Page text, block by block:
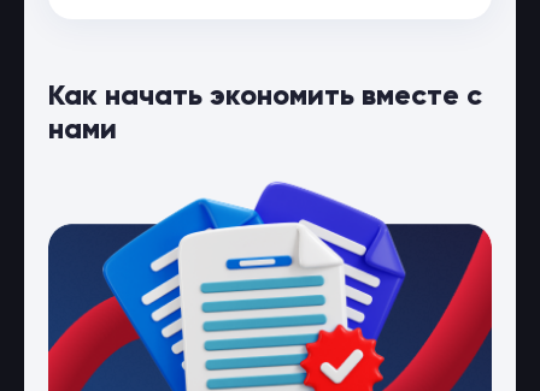
Как начать экономить вместе с
нами